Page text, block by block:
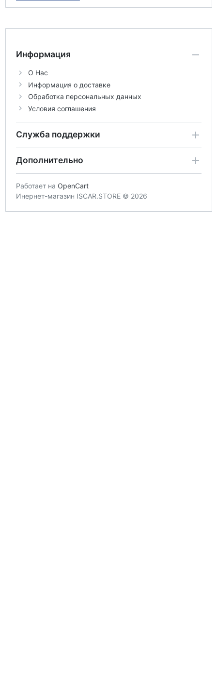
Информация
О Нас
Информация о доставке
Обработка персональных данных
Условия соглашения
Служба поддержки
Дополнительно
Работает на OpenCart
Инернет-магазин ISCAR.STORE © 2026